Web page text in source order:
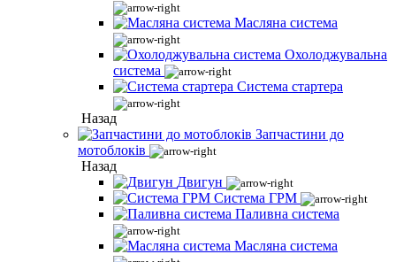
Масляна система
Охолоджувальна
система
Система стартера
Назад
Запчастини до
мотоблоків
Назад
Двигун
Система ГРМ
Паливна система
Масляна система